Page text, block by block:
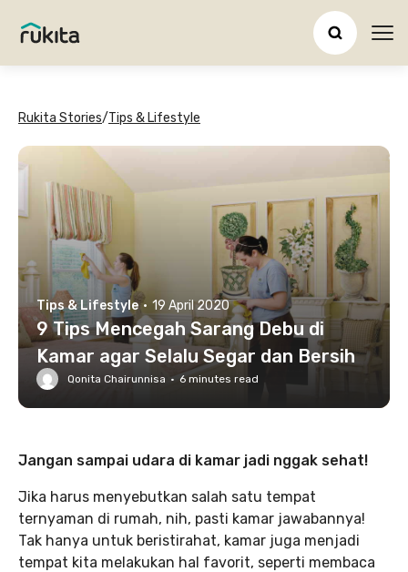
Rukita Stories/Tips & Lifestyle
Tips & Lifestyle · 19 April 2020
9 Tips Mencegah Sarang Debu di
Kamar agar Selalu Segar dan Bersih
Qonita Chairunnisa · 6 minutes read
Jangan sampai udara di kamar jadi nggak sehat!
Jika harus menyebutkan salah satu tempat
ternyaman di rumah, nih, pasti kamar jawabannya!
Tak hanya untuk beristirahat, kamar juga menjadi
tempat kita melakukan hal favorit, seperti membaca